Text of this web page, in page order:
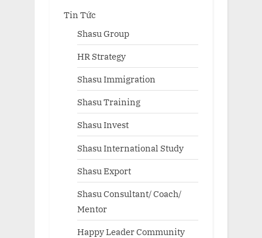
Tin Tức
Shasu Group
HR Strategy
Shasu Immigration
Shasu Training
Shasu Invest
Shasu International Study
Shasu Export
Shasu Consultant/ Coach/
Mentor
Happy Leader Community